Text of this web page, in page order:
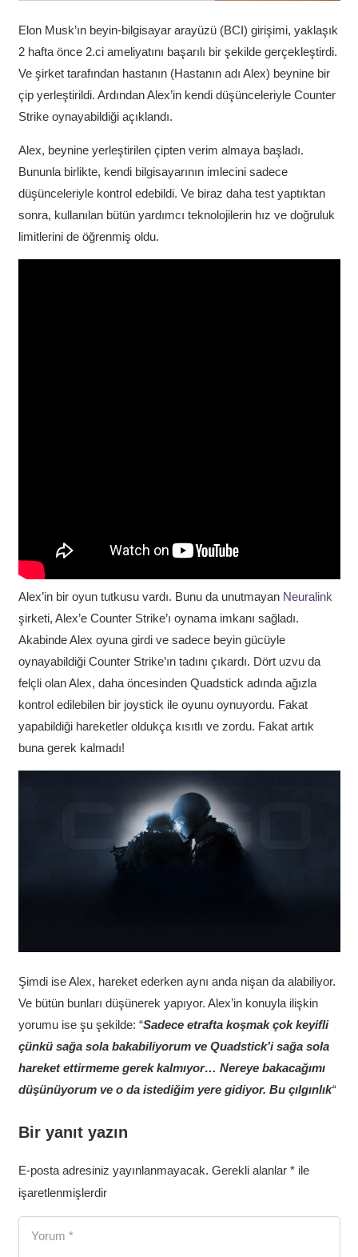
Elon Musk’ın beyin-bilgisayar arayüzü (BCI) girişimi, yaklaşık
2 hafta önce 2.ci ameliyatını başarılı bir şekilde gerçekleştirdi.
Ve şirket tarafından hastanın (Hastanın adı Alex) beynine bir
çip yerleştirildi. Ardından Alex’in kendi düşünceleriyle Counter
Strike oynayabildiği açıklandı.
Alex, beynine yerleştirilen çipten verim almaya başladı.
Bununla birlikte, kendi bilgisayarının imlecini sadece
düşünceleriyle kontrol edebildi. Ve biraz daha test yaptıktan
sonra, kullanılan bütün yardımcı teknolojilerin hız ve doğruluk
limitlerini de öğrenmiş oldu.
Alex’in bir oyun tutkusu vardı. Bunu da unutmayan Neuralink
şirketi, Alex’e Counter Strike’ı oynama imkanı sağladı.
Akabinde Alex oyuna girdi ve sadece beyin gücüyle
oynayabildiği Counter Strike’ın tadını çıkardı. Dört uzvu da
felçli olan Alex, daha öncesinden Quadstick adında ağızla
kontrol edilebilen bir joystick ile oyunu oynuyordu. Fakat
yapabildiği hareketler oldukça kısıtlı ve zordu. Fakat artık
buna gerek kalmadı!
Şimdi ise Alex, hareket ederken aynı anda nişan da alabiliyor.
Ve bütün bunları düşünerek yapıyor. Alex’in konuyla ilişkin
yorumu ise şu şekilde: “Sadece etrafta koşmak çok keyifli
çünkü sağa sola bakabiliyorum ve Quadstick’i sağa sola
hareket ettirmeme gerek kalmıyor… Nereye bakacağımı
düşünüyorum ve o da istediğim yere gidiyor. Bu çılgınlık“
Bir yanıt yazın
E-posta adresiniz yayınlanmayacak. Gerekli alanlar *ile
işaretlenmişlerdir